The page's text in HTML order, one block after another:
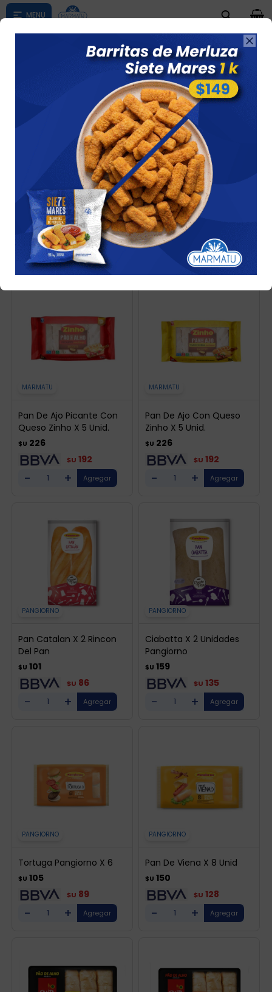

según su zona
0

PAN
Ver 11 artículos
Recomendados
Filtrando por: Panificados Quitar filtros
MARMATU
Pan De Ajo Picante Con
Queso Zinho X 5 Unid.
$U 226
$U 192
- +
MARMATU
Pan De Ajo Con Queso
Zinho X 5 Unid.
$U 226
$U 192
- +
PANGIORNO
Pan Catalan X 2 Rincon
Del Pan
$U 101
$U 86
- +
PANGIORNO
Ciabatta X 2 Unidades
Pangiorno
$U 159
$U 135
- +
PANGIORNO
Tortuga Pangiorno X 6
$U 105
$U 89
- +
PANGIORNO
Pan De Viena X 8 Unid
$U 150
$U 128
- +